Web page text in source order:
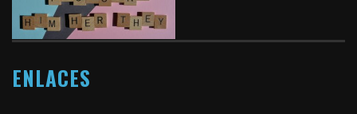
ENLACES